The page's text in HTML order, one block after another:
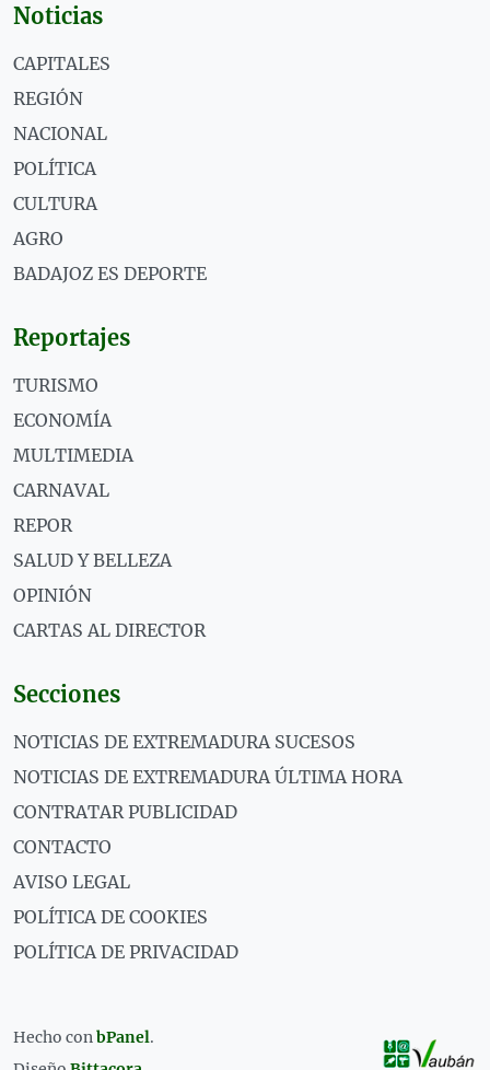
Noticias
CAPITALES
REGIÓN
NACIONAL
POLÍTICA
CULTURA
AGRO
BADAJOZ ES DEPORTE
Reportajes
TURISMO
ECONOMÍA
MULTIMEDIA
CARNAVAL
REPOR
SALUD Y BELLEZA
OPINIÓN
CARTAS AL DIRECTOR
Secciones
NOTICIAS DE EXTREMADURA SUCESOS
NOTICIAS DE EXTREMADURA ÚLTIMA HORA
CONTRATAR PUBLICIDAD
CONTACTO
AVISO LEGAL
POLÍTICA DE COOKIES
POLÍTICA DE PRIVACIDAD
Hecho conbPanel.